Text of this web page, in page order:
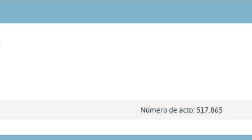
Número de acto: 517.865